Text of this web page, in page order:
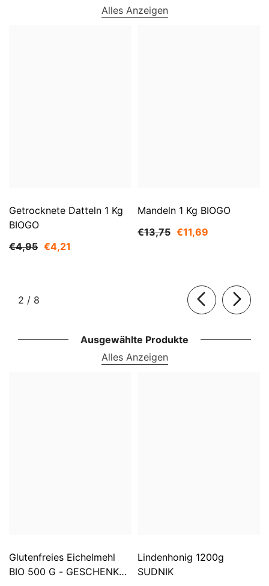
Alles Anzeigen
Getrocknete Datteln 1 Kg
BIOGO
€4,95 €4,21
Mandeln 1 Kg BIOGO
€13,75 €11,69
2 / von
8
Ausgewählte Produkte
Alles Anzeigen
Glutenfreies Eichelmehl
BIO 500 G - GESCHENKE
Lindenhonig 1200g
SUDNIK